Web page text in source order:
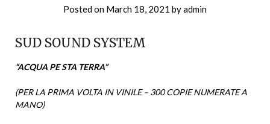
Posted on March 18, 2021 byadmin
SUD SOUND SYSTEM
“ACQUA PE STA TERRA”
(PER LA PRIMA VOLTA IN VINILE – 300 COPIE NUMERATE A
MANO)